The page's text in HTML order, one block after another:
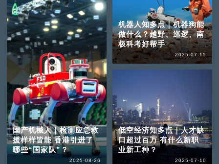
国产机械人｜检测应急救
援样样皆能 香港引进了
哪些“国家队”？
2025-08-26
机器人知多点｜机器狗能
做什么？越野、巡逻、南
极科考好帮手
2025-07-15
低空经济知多点｜人才缺
口超过百万 有什么新职
业新工种？
2025-07-10